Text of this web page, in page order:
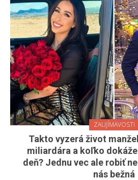
ZAUJÍMAVOSTI
Takto vyzerá život
miliardára a koľko
deň? Jednu vec ale robiť
nás bežná